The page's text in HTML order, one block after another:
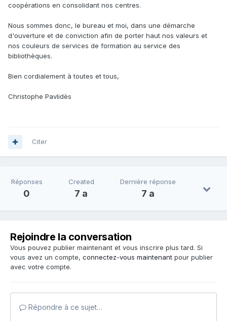
coopérations en consolidant nos centres.
Nous sommes donc, le bureau et moi, dans une démarche
d'ouverture et de conviction afin de porter haut nos valeurs et
nos couleurs de services de formation au service des
bibliothèques.
Bien cordialement à toutes et tous,
Christophe Pavlidès
Citer
Réponses
0
Created
7 a
Dernière réponse
7 a
Rejoindre la conversation
Vous pouvez publier maintenant et vous inscrire plus tard. Si
vous avez un compte, connectez-vous maintenant pour publier
avec votre compte.
Répondre à ce sujet…